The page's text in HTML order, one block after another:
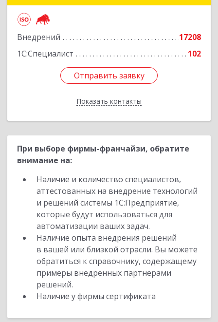
Внедрений
17208
1С:Специалист
102
Отправить заявку
Показать контакты
Отправить заявку
Назад
При выборе фирмы-франчайзи, обратите
внимание на:
Наличие и количество специалистов,
аттестованных на внедрение технологий
и решений системы 1С:Предприятие,
которые будут использоваться для
автоматизации ваших задач.
Наличие опыта внедрения решений
в вашей или близкой отрасли. Вы можете
обратиться к справочнику, содержащему
примеры внедренных партнерами
решений.
Наличие у фирмы сертификата